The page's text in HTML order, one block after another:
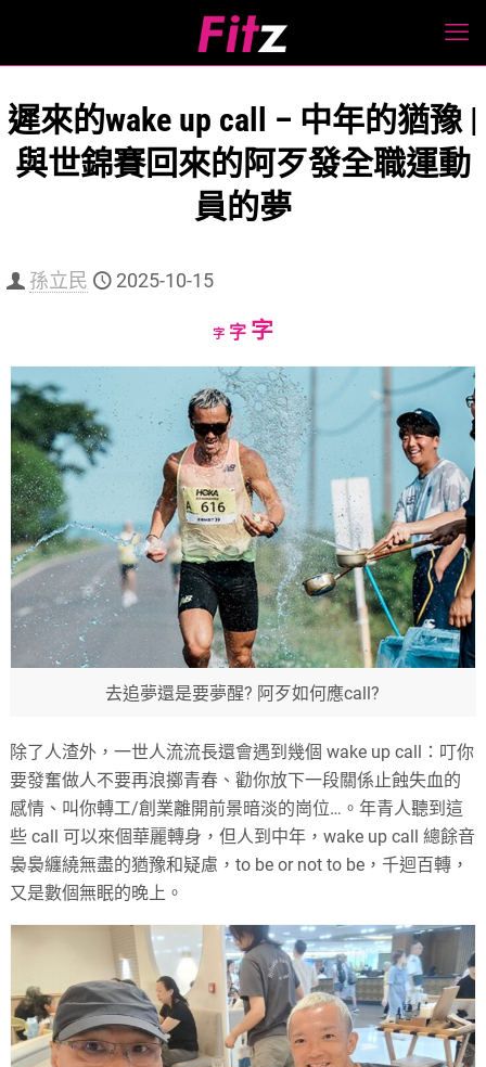
遲來的wake up call – 中年的猶豫 |
與世錦賽回來的阿歹發全職運動
員的夢
孫立民 2025-10-15
字Decrease
size.
字Reset
size.
字Increase
size.
去追夢還是要夢醒? 阿歹如何應call?
除了人渣外，一世人流流長還會遇到幾個 wake up call：叮你
要發奮做人不要再浪擲青春、勸你放下一段關係止蝕失血的
感情、叫你轉工/創業離開前景暗淡的崗位…。年青人聽到這
些 call 可以來個華麗轉身，但人到中年，wake up call 總餘音
裊裊纏繞無盡的猶豫和疑慮，to be or not to be，千迴百轉，
又是數個無眠的晚上。